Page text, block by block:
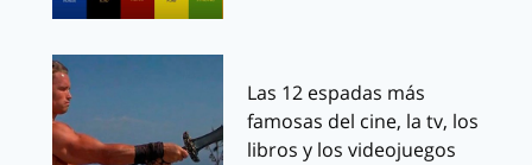
Las 12 espadas más
famosas del cine, la tv, los
libros y los videojuegos